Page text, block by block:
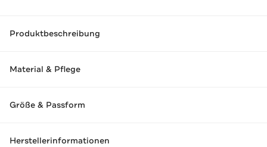
Produktbeschreibung
Material & Pflege
Größe & Passform
Herstellerinformationen